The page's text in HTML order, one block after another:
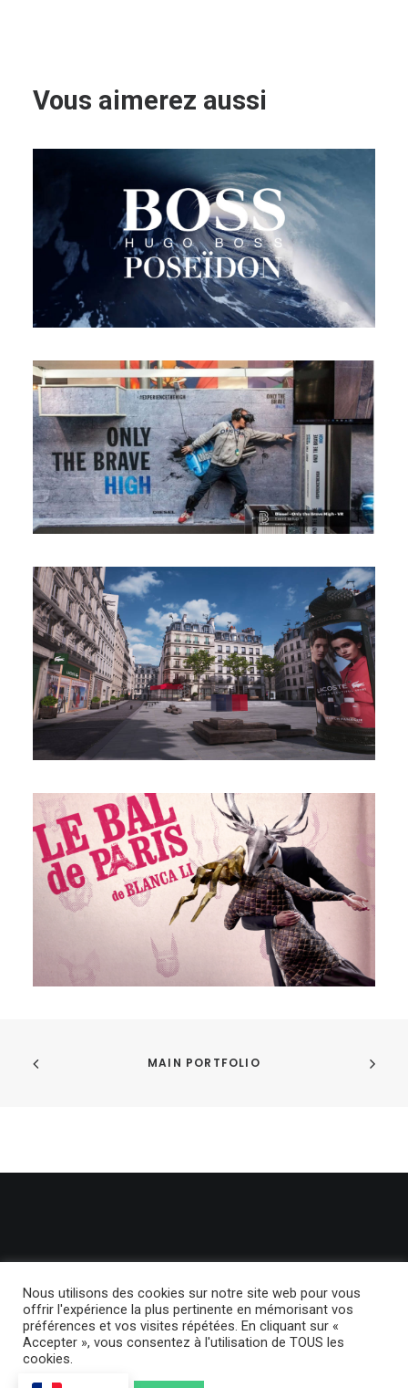
Vous aimerez aussi
MAIN PORTFOLIO
© 2024 BackLight. | Tous droits réservés.Politique de confidentialité
Nous utilisons des cookies sur notre site web pour vous
offrir l'expérience la plus pertinente en mémorisant vos
préférences et vos visites répétées. En cliquant sur «
Accepter », vous consentez à l'utilisation de TOUS les
cookies.